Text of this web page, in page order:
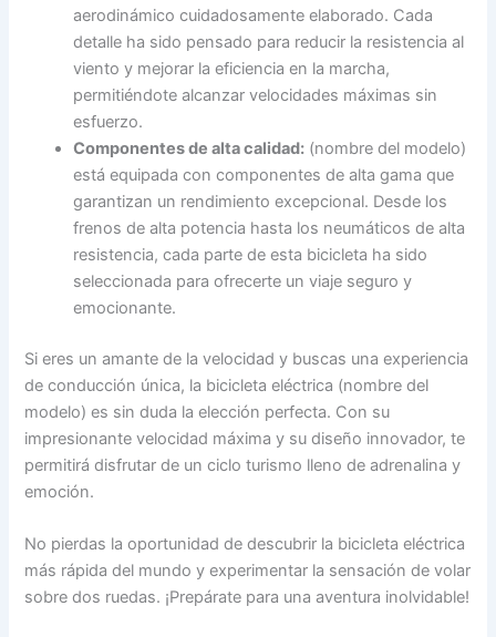
aerodinámico cuidadosamente elaborado. Cada
detalle ha sido pensado para reducir la resistencia al
viento y mejorar la eficiencia en la marcha,
permitiéndote alcanzar velocidades máximas sin
esfuerzo.
Componentes de alta calidad: (nombre del modelo)
está equipada con componentes de alta gama que
garantizan un rendimiento excepcional. Desde los
frenos de alta potencia hasta los neumáticos de alta
resistencia, cada parte de esta bicicleta ha sido
seleccionada para ofrecerte un viaje seguro y
emocionante.
Si eres un amante de la velocidad y buscas una experiencia
de conducción única, la bicicleta eléctrica (nombre del
modelo) es sin duda la elección perfecta. Con su
impresionante velocidad máxima y su diseño innovador, te
permitirá disfrutar de un ciclo turismo lleno de adrenalina y
emoción.
No pierdas la oportunidad de descubrir la bicicleta eléctrica
más rápida del mundo y experimentar la sensación de volar
sobre dos ruedas. ¡Prepárate para una aventura inolvidable!